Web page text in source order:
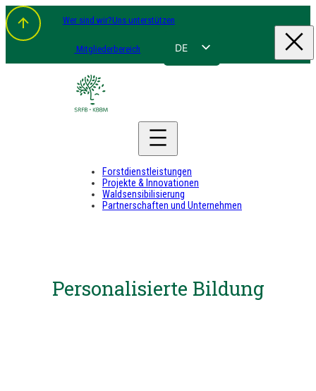
Wer sind wir?Uns unterstützen
Mitgliederbereich DE
Forstdienstleistungen
Projekte & Innovationen
Waldsensibilisierung
Partnerschaften und Unternehmen
Personalisierte Bildung